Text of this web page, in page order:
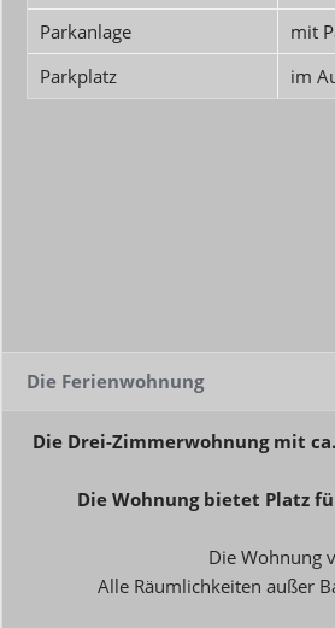
Parkanlage
mit
Parkplatz
im
Die Ferienwohnung
Die Drei-Zimmerwohnung mit
Die Wohnung bietet Platz
Die Wohnung
Alle Räumlichkeiten außer